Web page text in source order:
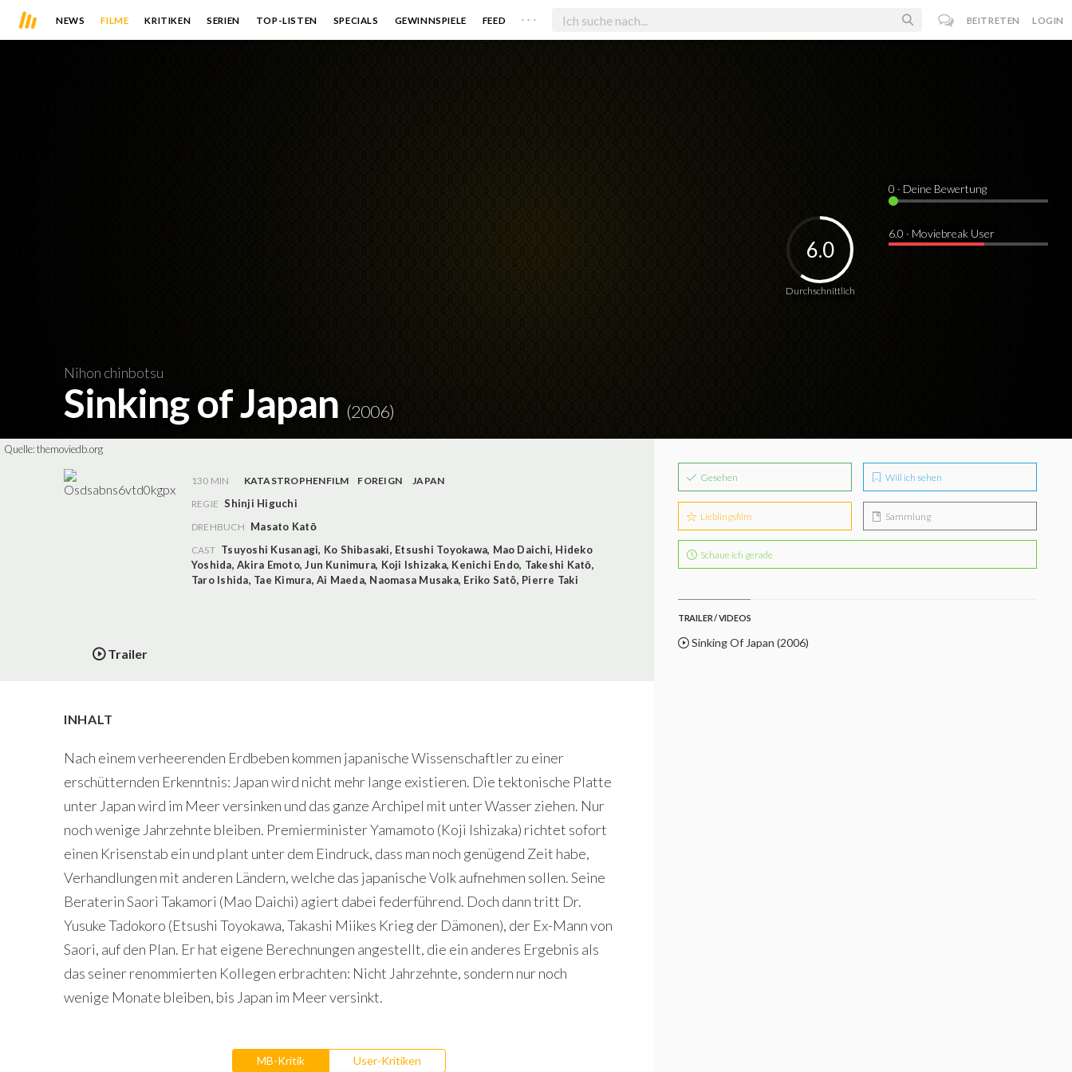
NEWS FILME KRITIKEN SERIEN TOP-LISTEN SPECIALS GEWINNSPIELE FEED . . . BEITRETEN LOGIN
Nihon chinbotsu
Sinking of Japan (2006)
Durchschnittlich
6.0
0 · Deine Bewertung
6.0 · Moviebreak User
Quelle:themoviedb.org
Trailer
130 MIN KATASTROPHENFILM FOREIGN
JAPAN
REGIE Shinji Higuchi
DREHBUCH Masato Katō
CAST Tsuyoshi Kusanagi, Ko Shibasaki, Etsushi Toyokawa, Mao Daichi, Hideko
Yoshida,Akira Emoto,Jun Kunimura, Koji Ishizaka, Kenichi Endo, Takeshi Katō,
Taro Ishida, Tae Kimura,Ai Maeda, Naomasa Musaka, Eriko Satô, Pierre Taki
INHALT
Nach einem verheerenden Erdbeben kommen japanische Wissenschaftler zu einer
erschütternden Erkenntnis: Japan wird nicht mehr lange existieren. Die tektonische Platte
unter Japan wird im Meer versinken und das ganze Archipel mit unter Wasser ziehen. Nur
noch wenige Jahrzehnte bleiben. Premierminister Yamamoto (Koji Ishizaka) richtet sofort
einen Krisenstab ein und plant unter dem Eindruck, dass man noch genügend Zeit habe,
Verhandlungen mit anderen Ländern, welche das japanische Volk aufnehmen sollen. Seine
Beraterin Saori Takamori (Mao Daichi) agiert dabei federführend. Doch dann tritt Dr.
Yusuke Tadokoro (Etsushi Toyokawa, Takashi Miikes Krieg der Dämonen), der Ex-Mann von
Saori, auf den Plan. Er hat eigene Berechnungen angestellt, die ein anderes Ergebnis als
das seiner renommierten Kollegen erbrachten: Nicht Jahrzehnte, sondern nur noch
wenige Monate bleiben, bis Japan im Meer versinkt.
MB-Kritik User-Kritiken
Gesehen Will ich sehen
Lieblingsfilm Sammlung
Schaue ich gerade
TRAILER / VIDEOS
Sinking Of Japan (2006)